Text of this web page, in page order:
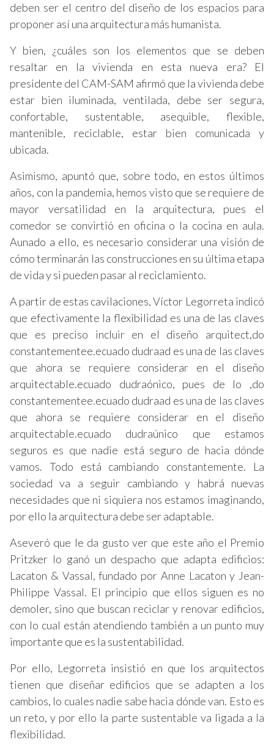
deben ser el centro del diseño de los espacios para
proponer así una arquitectura más humanista.
Y bien, ¿cuáles son los elementos que se deben
resaltar en la vivienda en esta nueva era? El
presidente del CAM-SAM afirmó que la vivienda debe
estar bien iluminada, ventilada, debe ser segura,
confortable, sustentable, asequible, flexible,
mantenible, reciclable, estar bien comunicada y
ubicada.
Asimismo, apuntó que, sobre todo, en estos últimos
años, con la pandemia, hemos visto que se requiere de
mayor versatilidad en la arquitectura, pues el
comedor se convirtió en oficina o la cocina en aula.
Aunado a ello, es necesario considerar una visión de
cómo terminarán las construcciones en su última etapa
de vida y si pueden pasar al reciclamiento.
A partir de estas cavilaciones, Víctor Legorreta indicó
que efectivamente la flexibilidad es una de las claves
que es preciso incluir en el diseño arquitect,do
constantementee.ecuado dudraad es una de las claves
que ahora se requiere considerar en el diseño
arquitectable.ecuado dudraónico, pues de lo ,do
constantementee.ecuado dudraad es una de las claves
que ahora se requiere considerar en el diseño
arquitectable.ecuado dudraúnico que estamos
seguros es que nadie está seguro de hacia dónde
vamos. Todo está cambiando constantemente. La
sociedad va a seguir cambiando y habrá nuevas
necesidades que ni siquiera nos estamos imaginando,
por ello la arquitectura debe ser adaptable.
Aseveró que le da gusto ver que este año el Premio
Pritzker lo ganó un despacho que adapta edificios:
Lacaton & Vassal, fundado por Anne Lacaton y Jean-
Philippe Vassal. El principio que ellos siguen es no
demoler, sino que buscan reciclar y renovar edificios,
con lo cual están atendiendo también a un punto muy
importante que es la sustentabilidad.
Por ello, Legorreta insistió en que los arquitectos
tienen que diseñar edificios que se adapten a los
cambios, lo cuales nadie sabe hacia dónde van. Esto es
un reto, y por ello la parte sustentable va ligada a la
flexibilidad.